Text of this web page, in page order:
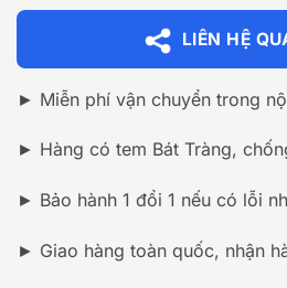
LIÊN HỆ
► Miễn phí vận chuyển trong
► Hàng có tem Bát Tràng,
► Bảo hành 1 đổi 1 nếu có lỗi
► Giao hàng toàn quốc, nhận